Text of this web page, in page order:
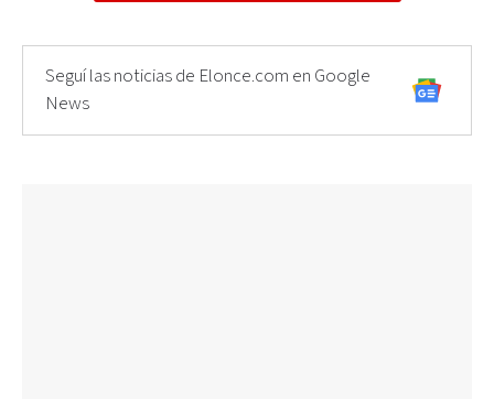
Seguí las noticias de Elonce.com en Google
News